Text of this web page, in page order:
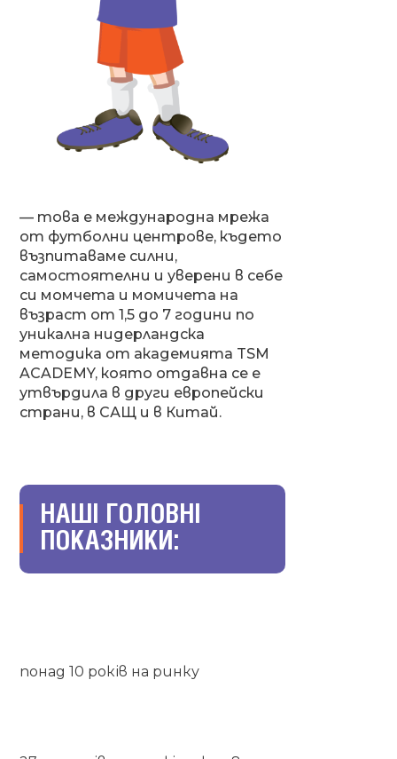
— това е международна мрежа
от футболни центрове, където
възпитаваме силни,
самостоятелни и уверени в себе
си момчета и момичета на
възраст от 1,5 до 7 години по
уникална нидерландска
методика от академията TSM
ACADEMY, която отдавна се е
утвърдила в други европейски
страни, в САЩ и в Китай.
НАШІ ГОЛОВНІ
ПОКАЗНИКИ:
понад 10 років на ринку